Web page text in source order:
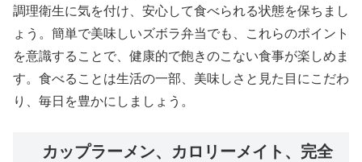
調理衛生に気を付け、安心して食べられる状態を保ちまし
ょう。簡単で美味しいズボラ弁当でも、これらのポイント
を意識することで、健康的で飽きのこない食事が楽しめま
す。食べることは生活の一部、美味しさと見た目にこだわ
り、毎日を豊かにしましょう。
カップラーメン、カロリーメイト、完全